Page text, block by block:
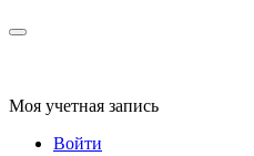
Моя учетная запись
Войти